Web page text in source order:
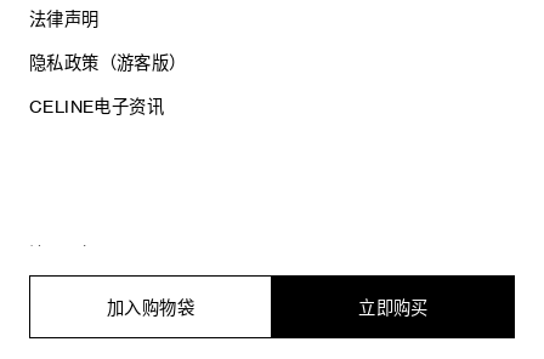
立即购买
加入购物袋
法律声明
隐私政策（游客版）
CELINE电子资讯
思琳商贸（上海）有限公司
沪公网安备 31010602005569
电子营业执照